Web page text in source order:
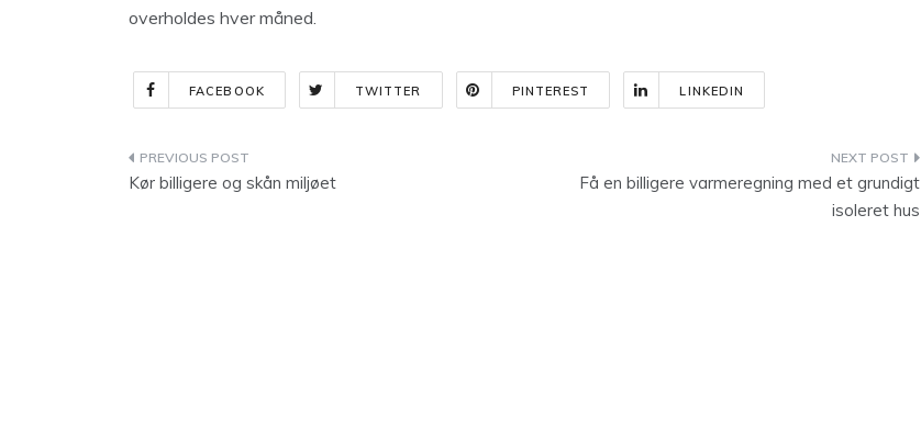
overholdes hver måned.
FACEBOOK TWITTER PINTEREST LINKEDIN
Indlægsnavigation
Kør billigere og skån miljøet
Få en billigere varmeregning med et grundigt
isoleret hus